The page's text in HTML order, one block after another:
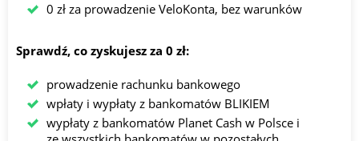
0 zł za prowadzenie VeloKonta, bez warunków
Sprawdź, co zyskujesz za 0 zł:
prowadzenie rachunku bankowego
wpłaty i wypłaty z bankomatów BLIKIEM
wypłaty z bankomatów Planet Cash w Polsce i